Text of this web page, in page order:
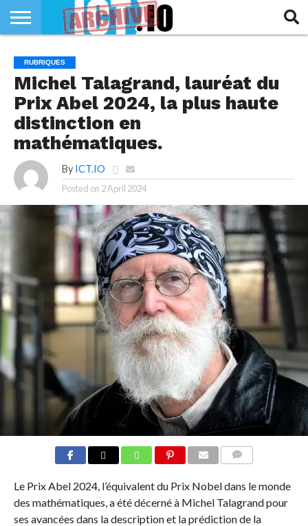
SECTEUR
TECH
LIFE
RUBRIQUES
RUBRIQUES
Michel Talagrand, lauréat du
Prix Abel 2024, la plus haute
distinction en
mathématiques.
By ICT.IO
Posted on 2 April 2024
Le Prix Abel 2024, l’équivalent du Prix Nobel dans le monde
des mathématiques, a été décerné à Michel Talagrand pour
ses avancées dans la description et la prédiction de la